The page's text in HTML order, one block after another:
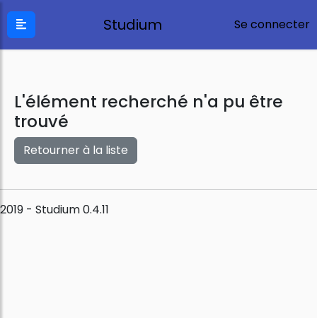
Studium Se connecter
L'élément recherché n'a pu être
trouvé
Retourner à la liste
2019 - Studium 0.4.11